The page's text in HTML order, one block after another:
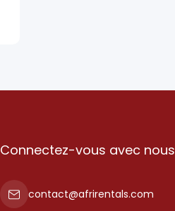
Connectez-vous avec nous
contact@afrirentals.com